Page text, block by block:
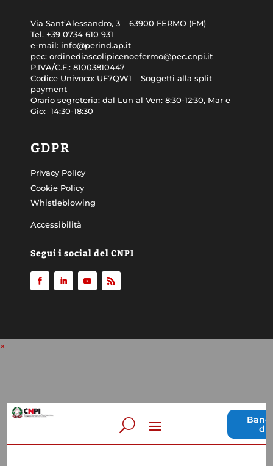
Via Sant’Alessandro, 3 – 63900 FERMO (FM)
Tel. +39 0734 610 931
e-mail: info@perind.ap.it
pec: ordinediascolipicenoefermo@pec.cnpi.it
P.IVA/C.F.: 81003810447
Codice Univoco: UF7QW1 – Soggetti alla split
payment
Orario segreteria: dal Lun al Ven: 8:30-12:30, Mar e
Gio: 14:30-18:30
GDPR
Privacy Policy
Cookie Policy
Whistleblowing
Accessibilità
Segui i social del CNPI
×